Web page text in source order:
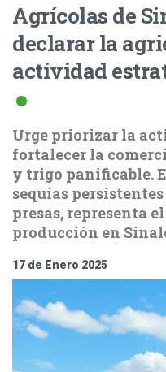
Agrícolas de
declarar la
actividad
Urge priorizar la
fortalecer la
y trigo panificable.
sequías
presas, representa
producción en
17 de Enero 2025